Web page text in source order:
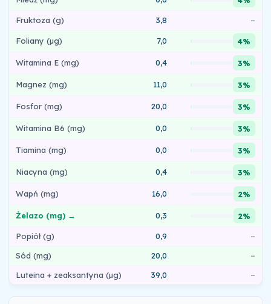
Fruktoza (g) 3,8 –
Foliany (µg) 7,0 4%
Witamina E (mg) 0,4 3%
Magnez (mg) 11,0 3%
Fosfor (mg) 20,0 3%
Witamina B6 (mg) 0,0 3%
Tiamina (mg) 0,0 3%
Niacyna (mg) 0,4 3%
Wapń (mg) 16,0 2%
Żelazo (mg) → 0,3 2%
Popiół (g) 0,9
–
Sód (mg)
20,0
–
Luteina + zeaksantyna (µg)
39,0 –